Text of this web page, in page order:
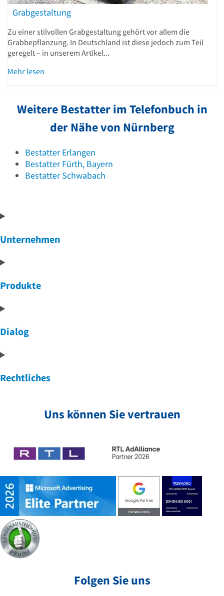
Grabgestaltung
Zu einer stilvollen Grabgestaltung gehört vor allem die
Grabbepflanzung. In Deutschland ist diese jedoch zum Teil
geregelt – in unserem Artikel...
Mehr lesen
Weitere Bestatter im Telefonbuch in
der Nähe von Nürnberg
Bestatter Erlangen
Bestatter Fürth, Bayern
Bestatter Schwabach
Unternehmen
Produkte
Dialog
Rechtliches
Uns können Sie vertrauen
Folgen Sie uns